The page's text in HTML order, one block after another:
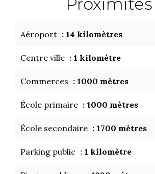
Aéroport 14 kilomètres
Centre ville 1 kilomètre
Commerces 1000 mètres
École primaire 1000 mètres
École secondaire 1700 mètres
Parking public 1 kilomètre